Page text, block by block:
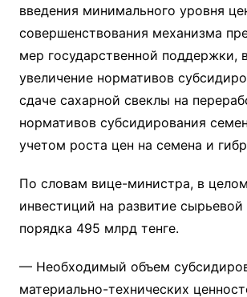
введения минимального уровня
совершенствования механизма
мер государственной поддержки,
увеличение нормативов
сдаче сахарной свеклы на
нормативов субсидирования
учетом роста цен на семена и
По словам вице-министра, в
инвестиций на развитие сырьевой
порядка 495 млрд тенге.
— Необходимый объем
материально-технических